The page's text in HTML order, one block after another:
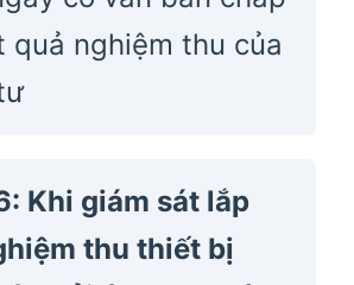
quả nghiệm thu của
Khi giám sát lắp
thu thiết bị